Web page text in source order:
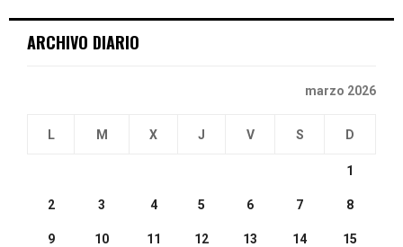
ARCHIVO DIARIO
marzo 2026
L M X J V S D
1
2 3 4 5 6 7 8
9 10 11 12 13 14 15